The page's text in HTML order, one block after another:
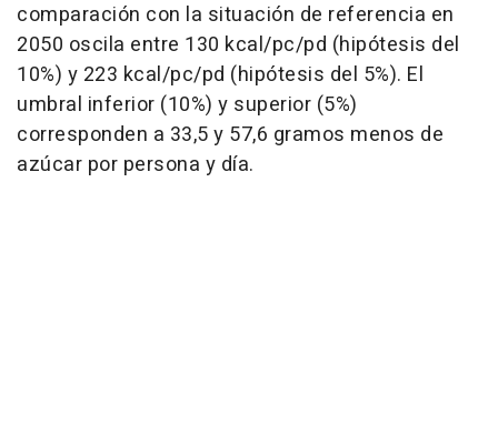
comparación con la situación de referencia en
2050 oscila entre 130 kcal/pc/pd (hipótesis del
10%) y 223 kcal/pc/pd (hipótesis del 5%). El
umbral inferior (10%) y superior (5%)
corresponden a 33,5 y 57,6 gramos menos de
azúcar por persona y día.